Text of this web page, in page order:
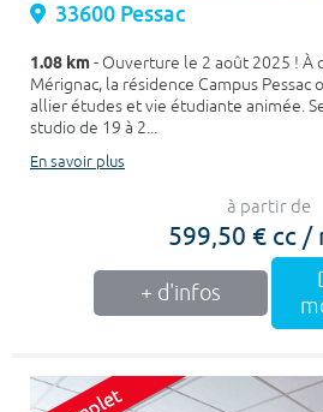
33600 Pessac
1.08 km- Ouverture le 2 août 2025 ! À
Mérignac, la résidence Campus
allier études et vie étudiante animée.
studio de 19 à 2...
En savoir plus
à partir de
599,50 € cc /
+ d'infos